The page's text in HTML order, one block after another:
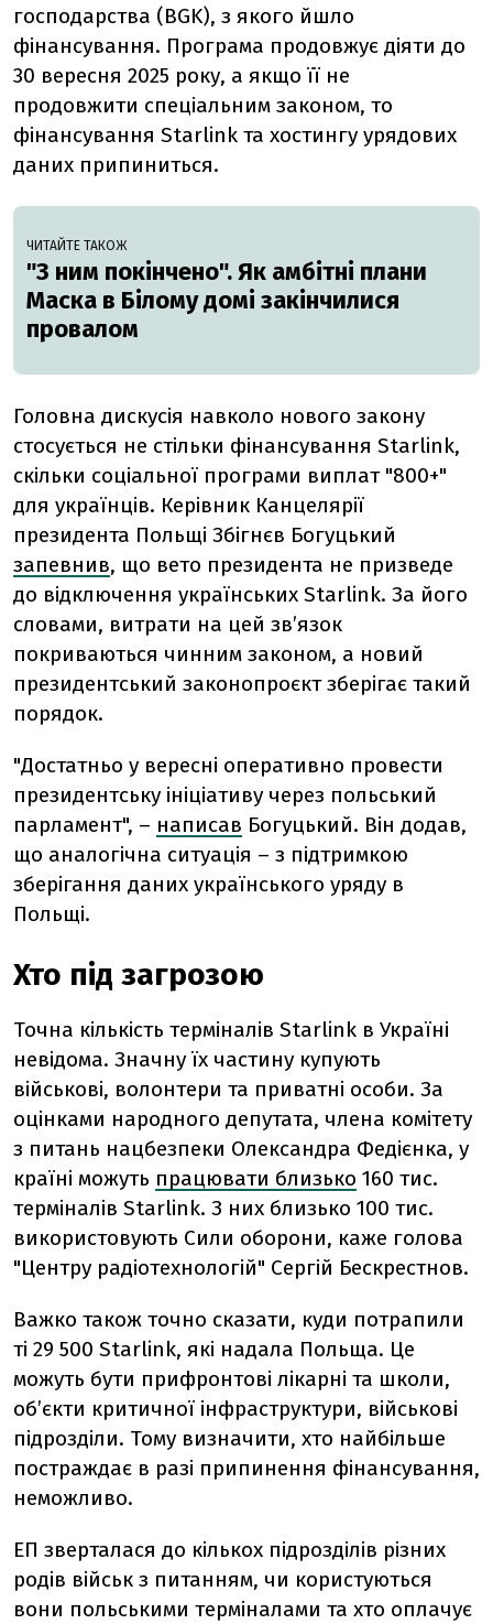
господарства (BGK), з якого йшло
фінансування. Програма продовжує діяти до
30 вересня 2025 року, а якщо її не
продовжити спеціальним законом, то
фінансування Starlink та хостингу урядових
даних припиниться.
ЧИТАЙТЕ ТАКОЖ
"З ним покінчено". Як амбітні плани
Маска в Білому домі закінчилися
провалом
Головна дискусія навколо нового закону
стосується не стільки фінансування Starlink,
скільки соціальної програми виплат "800+"
для українців. Керівник Канцелярії
президента Польщі Збігнєв Богуцький
запевнив, що вето президента не призведе
до відключення українських Starlink. За його
словами, витрати на цей зв’язок
покриваються чинним законом, а новий
президентський законопроєкт зберігає такий
порядок.
"Достатньо у вересні оперативно провести
президентську ініціативу через польський
парламент", – написав Богуцький. Він додав,
що аналогічна ситуація – з підтримкою
зберігання даних українського уряду в
Польщі.
Хто під загрозою
Точна кількість терміналів Starlink в Україні
невідома. Значну їх частину купують
військові, волонтери та приватні особи. За
оцінками народного депутата, члена комітету
з питань нацбезпеки Олександра Федієнка, у
країні можуть працювати близько 160 тис.
терміналів Starlink. З них близько 100 тис.
використовують Сили оборони, каже голова
"Центру радіотехнологій" Сергій Бескрестнов.
Важко також точно сказати, куди потрапили
ті 29 500 Starlink, які надала Польща. Це
можуть бути прифронтові лікарні та школи,
об’єкти критичної інфраструктури, військові
підрозділи. Тому визначити, хто найбільше
постраждає в разі припинення фінансування,
неможливо.
ЕП зверталася до кількох підрозділів різних
родів військ з питанням, чи користуються
вони польськими терміналами та хто оплачує